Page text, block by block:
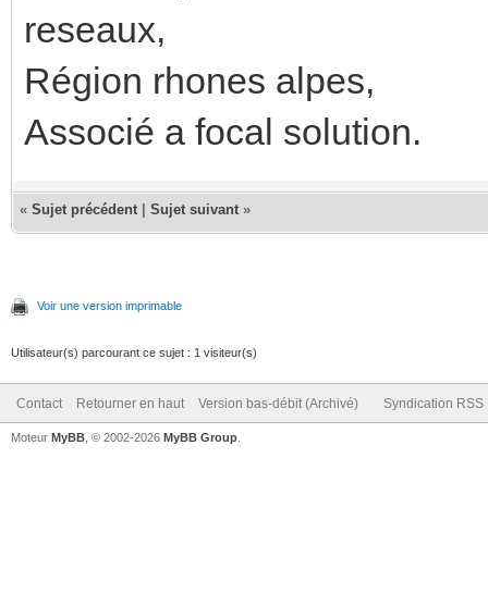
reseaux,
Région rhones alpes,
Associé a focal solution.
« Sujet précédent Sujet suivant »
Voir une version imprimable
Utilisateur(s) parcourant ce sujet : 1 visiteur(s)
Contact Retourner en haut Version bas-débit (Archivé) Syndication RSS
Moteur MyBB , © 2002-2026 MyBB Group